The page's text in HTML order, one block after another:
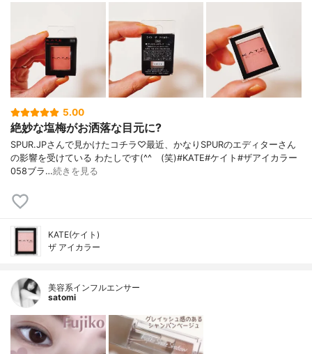
5.00
絶妙な塩梅がお洒落な目元に?
SPUR.JPさんで見かけたコチラ♡最近、かなりSPURのエディターさん
の影響を受けている わたしです(^^ゞ(笑)#KATE#ケイト#ザアイカラー
058ブラ…続きを見る
KATE(ケイト)
ザ アイカラー
美容系インフルエンサー
satomi